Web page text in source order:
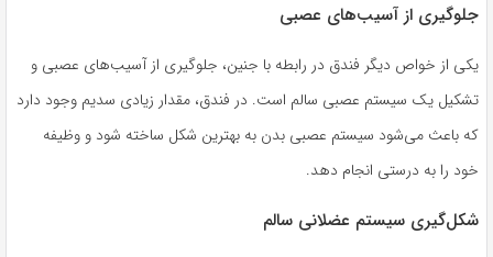
جلوگیری از آسیب‌های عصبی
یکی از خواص دیگر فندق در رابطه با جنین، جلوگیری از آسیب‌های عصبی و
تشکیل یک سیستم عصبی سالم است. در فندق، مقدار زیادی سدیم وجود دارد
که باعث می‌شود سیستم عصبی بدن به بهترین شکل ساخته شود و وظیفه
خود را به درستی انجام دهد.
شکل‌گیری سیستم عضلانی سالم